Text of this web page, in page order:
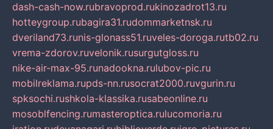
dash-cash-now.rubravoprod.rukinozadrot13.ru
hotteygroup.rubagira31.rudommarketnsk.ru
dveriland73.runis-glonass51.ruveles-doroga.rutb02.ru
vrema-zdorov.ruvelonik.rusurgutgloss.ru
nike-air-max-95.runadookna.rulubov-pic.ru
mobilreklama.rupds-nn.rusocrat2000.ruvgurin.ru
spksochi.rushkola-klassika.rusabeonline.ru
mosoblfencing.rumasteroptica.rulucomoria.ru